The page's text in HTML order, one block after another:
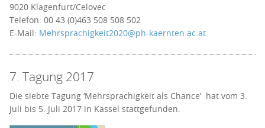
9020 Klagenfurt/Celovec
Telefon: 00 43 (0)463 508 508 502
E-Mail: Mehrsprachigkeit2020@ph-kaernten.ac.at
7. Tagung 2017
Die siebte Tagung ‘Mehrsprachigkeit als Chance’ hat vom 3.
Juli bis 5. Juli 2017 in Kassel stattgefunden.